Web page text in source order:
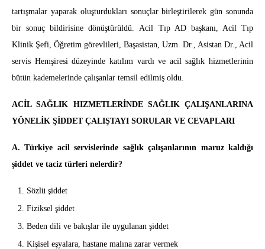
tartışmalar yaparak oluşturdukları sonuçlar birleştirilerek gün sonunda
bir sonuç bildirisine dönüştürüldü. Acil Tıp AD başkanı, Acil Tıp
Klinik Şefi, Öğretim görevlileri, Başasistan, Uzm. Dr., Asistan Dr., Acil
servis Hemşiresi düzeyinde katılım vardı ve acil sağlık hizmetlerinin
bütün kademelerinde çalışanlar temsil edilmiş oldu.
ACİL SAĞLIK HIZMETLERİNDE SAĞLIK ÇALIŞANLARINA
YÖNELİK ŞİDDET ÇALIŞTAYI SORULAR VE CEVAPLARI
A. Türkiye acil servislerinde sağlık çalışanlarının maruz kaldığı
şiddet ve taciz türleri nelerdir?
Sözlü şiddet
Fiziksel şiddet
Beden dili ve bakışlar ile uygulanan şiddet
Kişisel eşyalara, hastane malına zarar vermek